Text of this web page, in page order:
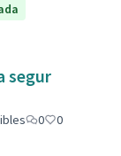
segur
0
0